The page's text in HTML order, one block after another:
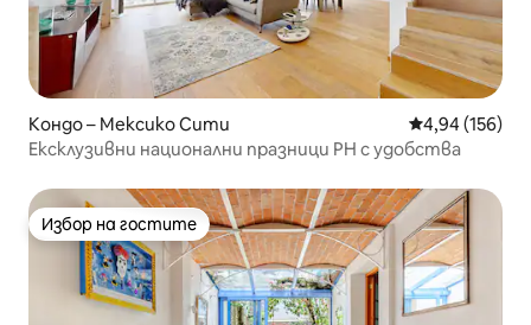
Кондо – Мексико Сити Средна
4,94 (156)
Ексклузивни национални празници PH с удобства
Избор на гостите
Избор на гостите